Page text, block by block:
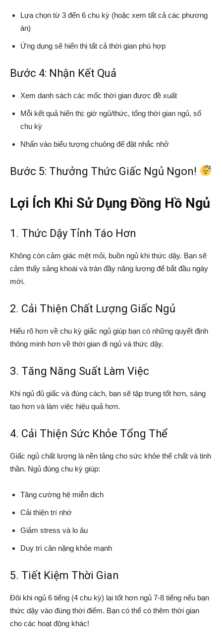
Lựa chọn từ 3 đến 6 chu kỳ (hoặc xem tất cả các phương
án)
Ứng dụng sẽ hiển thị tất cả thời gian phù hợp
Bước 4: Nhận Kết Quả
Xem danh sách các mốc thời gian được đề xuất
Mỗi kết quả hiển thị: giờ ngủ/thức, tổng thời gian ngủ, số
chu kỳ
Nhấn vào biểu tượng chuông để đặt nhắc nhở
Bước 5: Thưởng Thức Giấc Ngủ Ngon!
Lợi Ích Khi Sử Dụng Đồng Hồ Ngủ
1. Thức Dậy Tỉnh Táo Hơn
Không còn cảm giác mệt mỏi, buồn ngủ khi thức dậy. Bạn sẽ
cảm thấy sảng khoái và tràn đầy năng lượng để bắt đầu ngày
mới.
2. Cải Thiện Chất Lượng Giấc Ngủ
Hiểu rõ hơn về chu kỳ giấc ngủ giúp bạn có những quyết định
thông minh hơn về thời gian đi ngủ và thức dậy.
3. Tăng Năng Suất Làm Việc
Khi ngủ đủ giấc và đúng cách, bạn sẽ tập trung tốt hơn, sáng
tạo hơn và làm việc hiệu quả hơn.
4. Cải Thiện Sức Khỏe Tổng Thể
Giấc ngủ chất lượng là nền tảng cho sức khỏe thể chất và tinh
thần. Ngủ đúng chu kỳ giúp:
Tăng cường hệ miễn dịch
Cải thiện trí nhớ
Giảm stress và lo âu
Duy trì cân nặng khỏe mạnh
5. Tiết Kiệm Thời Gian
Đôi khi ngủ 6 tiếng (4 chu kỳ) lại tốt hơn ngủ 7-8 tiếng nếu bạn
thức dậy vào đúng thời điểm. Bạn có thể có thêm thời gian
cho các hoạt động khác!